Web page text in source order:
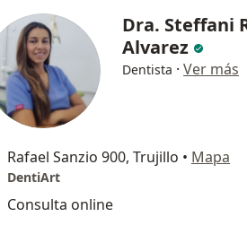
Dra. Steffani
Alvarez
Dentista · Ver más
Rafael Sanzio 900, Trujillo • Mapa
DentiArt
Consulta online